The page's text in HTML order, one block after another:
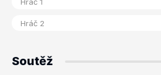
Soutěž